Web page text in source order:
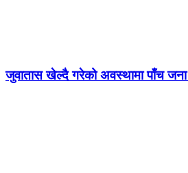
जुवातास खेल्दै गरेको अवस्थामा पाँच